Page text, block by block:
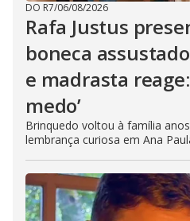
DO R7/06/08/2026
Rafa Justus
boneca
e madrasta
medo’
Brinquedo voltou à família
lembrança curiosa em Ana